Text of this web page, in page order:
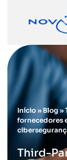
Início» Blog»
fornecedores
Third-